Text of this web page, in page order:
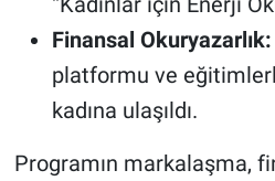
Finansal Okuryazarlık:
platformu ve
kadına ulaşıldı.
Programın markalaşma,